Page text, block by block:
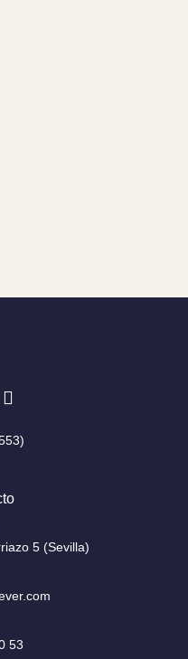
F
a
e
o
f
5 (Sevilla)
53